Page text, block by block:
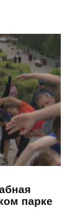
парке